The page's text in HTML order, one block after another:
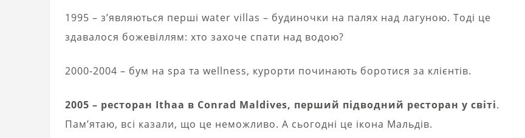
1995 – з’являються перші water villas – будиночки на палях над лагуною. Тоді це
здавалося божевіллям: хто захоче спати над водою?
2000-2004 – бум на spa та wellness, курорти починають боротися за клієнтів.
2005 – ресторан Ithaa в Conrad Maldives, перший підводний ресторан у світі.
Пам’ятаю, всі казали, що це неможливо. А сьогодні це ікона Мальдів.